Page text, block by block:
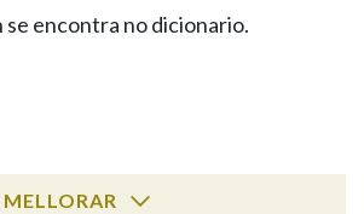
FIGURAS HOMENAXEADAS
PORTAL DAS PALABRAS
se encontra no dicionario.